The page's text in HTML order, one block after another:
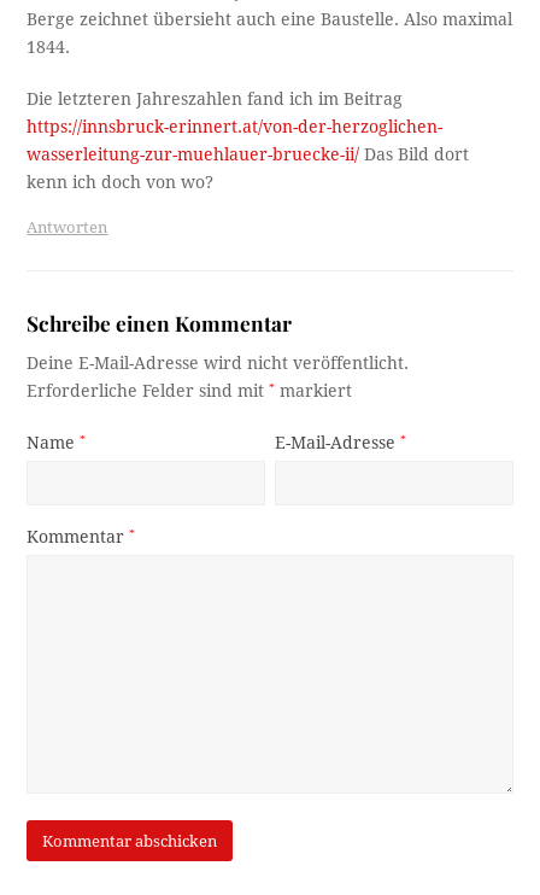
Berge zeichnet übersieht auch eine Baustelle. Also maximal
1844.
Die letzteren Jahreszahlen fand ich im Beitrag
https://innsbruck-erinnert.at/von-der-herzoglichen-
wasserleitung-zur-muehlauer-bruecke-ii/ Das Bild dort
kenn ich doch von wo?
Antworten
Schreibe einen Kommentar
Deine E-Mail-Adresse wird nicht veröffentlicht.
Erforderliche Felder sind mit* markiert
Name* E-Mail-Adresse*
Kommentar*